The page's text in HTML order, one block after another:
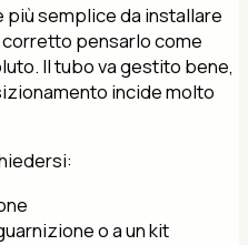
semplice da installare
pensarlo come
Il tubo va gestito bene,
incide molto
o a un kit